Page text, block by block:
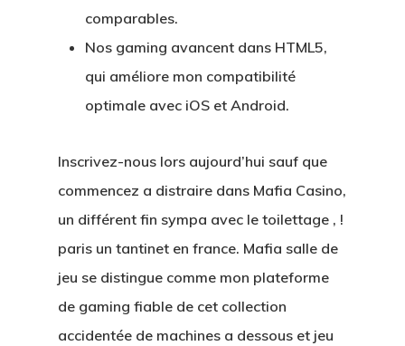
comparables.
Nos gaming avancent dans HTML5,
qui améliore mon compatibilité
optimale avec iOS et Android.
Inscrivez-nous lors aujourd’hui sauf que
commencez a distraire dans Mafia Casino,
un différent fin sympa avec le toilettage , !
paris un tantinet en france. Mafia salle de
jeu se distingue comme mon plateforme
de gaming fiable de cet collection
accidentée de machines a dessous et jeu